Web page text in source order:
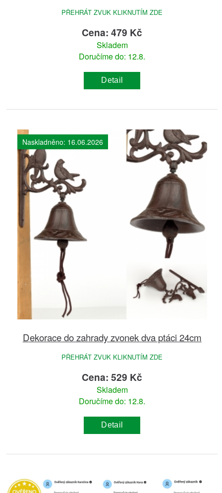
PŘEHRÁT ZVUK KLIKNUTÍM ZDE
Cena: 479 Kč
Skladem
Doručíme do: 12.8.
Detail
Naskladněno: 16.06.2026
Dekorace do zahrady zvonek dva ptáci 24cm
PŘEHRÁT ZVUK KLIKNUTÍM ZDE
Cena: 529 Kč
Skladem
Doručíme do: 12.8.
Detail